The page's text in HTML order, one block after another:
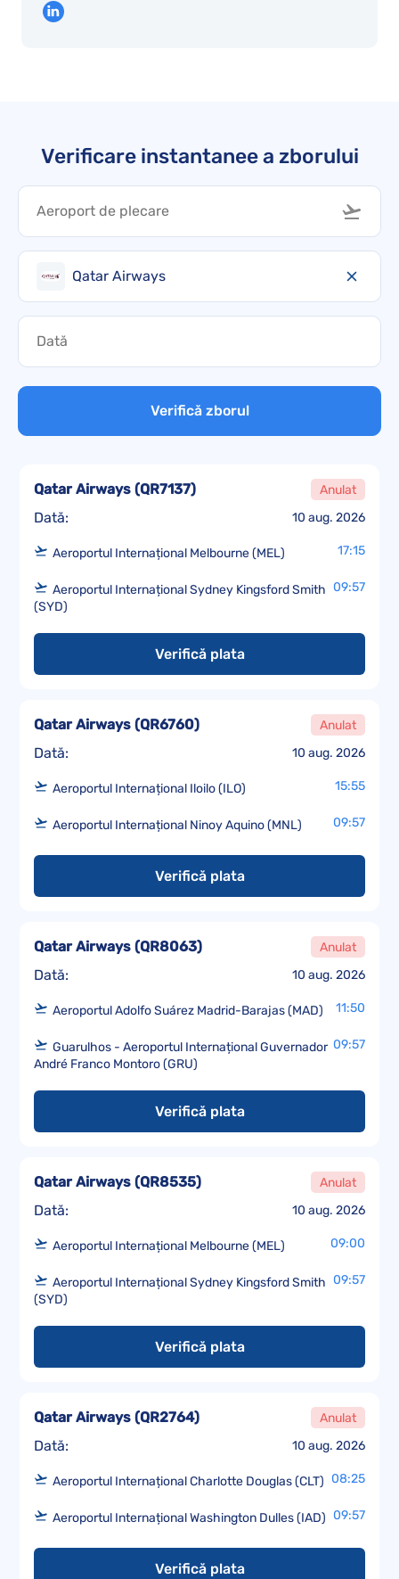
Verificare instantanee a zborului
Qatar Airways
Verifică zborul
Dată: 10 aug. 2026
Qatar Airways (QR7137) Anulat
Aeroportul Internațional Melbourne (MEL) 17:15
Aeroportul Internațional Sydney Kingsford Smith
(SYD)
09:57
Verifică plata
Dată: 10 aug. 2026
Qatar Airways (QR6760) Anulat
Aeroportul Internațional Iloilo (ILO) 15:55
Aeroportul Internațional Ninoy Aquino (MNL) 09:57
Verifică plata
Dată: 10 aug. 2026
Qatar Airways (QR8063) Anulat
Aeroportul Adolfo Suárez Madrid-Barajas (MAD) 11:50
Guarulhos - Aeroportul Internațional Guvernador
André Franco Montoro (GRU)
09:57
Verifică plata
Dată: 10 aug. 2026
Qatar Airways (QR8535) Anulat
Aeroportul Internațional Melbourne (MEL) 09:00
Aeroportul Internațional Sydney Kingsford Smith
(SYD)
09:57
Verifică plata
Dată: 10 aug. 2026
Qatar Airways (QR2764) Anulat
Aeroportul Internațional Charlotte Douglas (CLT) 08:25
Aeroportul Internațional Washington Dulles (IAD) 09:57
Verifică plata